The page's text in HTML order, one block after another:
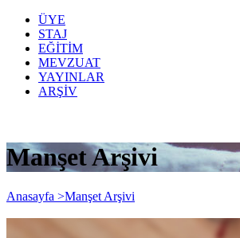
ÜYE
STAJ
EĞİTİM
MEVZUAT
YAYINLAR
ARŞİV
Manşet Arşivi
Anasayfa >Manşet Arşivi